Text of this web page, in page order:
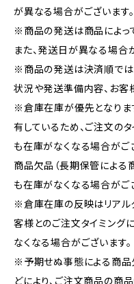
が異なる場合がございます
※商品の発送は商品によっ
また、発送日が異なる場合
※商品の発送は決済順では
状況や発送準備内容、お客
※倉庫在庫が優先となりま
有しているため、ご注文の
も在庫がなくなる場合がご
商品欠品（長期保管による
も在庫がなくなる場合がご
※倉庫在庫の反映はリアル
客様とのご注文タイミング
なくなる場合がございます。
※予期せぬ事態による商品
どにより、ご注文商品の商